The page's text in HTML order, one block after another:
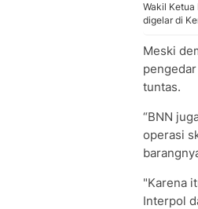
Wakil Ketua
digelar di
Meski
tuntas.
“BNN
operasi
"Karena
Interpol